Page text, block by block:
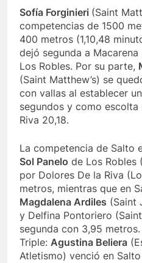
Sofía Forginieri (Saint
competencias de 1500
400 metros (1,10,48
dejó segunda a
Los Robles. Por su parte,
(Saint Matthew’s) se
con vallas al establecer
segundos y como escolta
Riva 20,18.
La competencia de Salto
Sol Panelo de Los Robles
por Dolores De la Riva
metros, mientras que en
Magdalena Ardiles (Saint
y Delfina Pontoriero
segunda con 3,95
Triple: Agustina Beliera
Atletismo) venció en